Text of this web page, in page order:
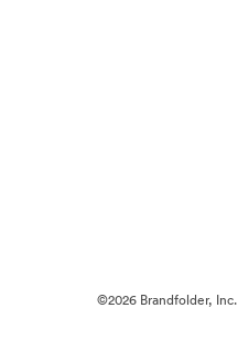
©2026 Brandfolder,